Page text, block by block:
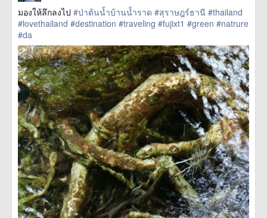
มองให้ลึกลงไป #ป่าต้นน้ำบ้านน้ำราด #สุราษฎร์ธานี #thailand
#lovethailand #destination #traveling #fujixt1 #green #natrure
#da
href=https://m.thetrippacker.com/th/image/location/208577>
more